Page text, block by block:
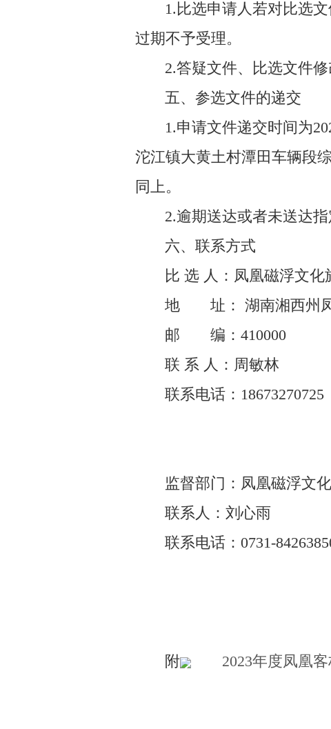
1.比选申请人若对比选
过期不予受理。
2.答疑文件、比选文件
五、参选文件的递交
1.申请文件递交时间为
沱江镇大黄土村潭田车辆段
同上。
2.逾期送达或者未送达
六、联系方式
比 选 人：凤凰磁浮文化
地 址： 湖南湘西州凤
邮 编：410000
联 系 人：周敏林
联系电话：18673270725
监督部门：凤凰磁浮文
联系人：刘心雨
联系电话：0731-
附 2023年度凤凰